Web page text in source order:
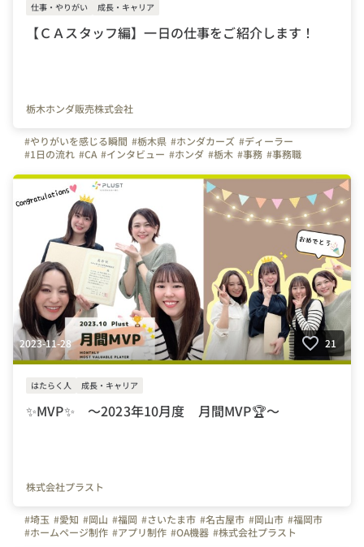
仕事・やりがい 成長・キャリア
【ＣＡスタッフ編】一日の仕事をご紹介します！
栃木ホンダ販売株式会社
#やりがいを感じる瞬間 #栃木県 #ホンダカーズ #ディーラー
#1日の流れ #CA #インタビュー #ホンダ #栃木 #事務 #事務職
2023-11-28 21
はたらく人 成長・キャリア
✨MVP✨ ～2023年10月度 月間MVP🏆～
株式会社プラスト
#埼玉 #愛知 #岡山 #福岡 #さいたま市 #名古屋市 #岡山市 #福岡市
#ホームページ制作 #アプリ制作 #OA機器 #株式会社プラスト